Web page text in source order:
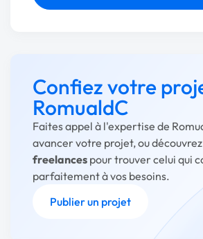
Confiez votre
RomualdC
Faites appel à l'expertise de
avancer votre projet, ou découvrez
freelances pour trouver celui qui
parfaitement à vos besoins.
Publier un projet